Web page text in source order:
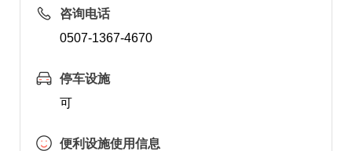
咨询电话
0507-1367-4670
停车设施
可
便利设施使用信息